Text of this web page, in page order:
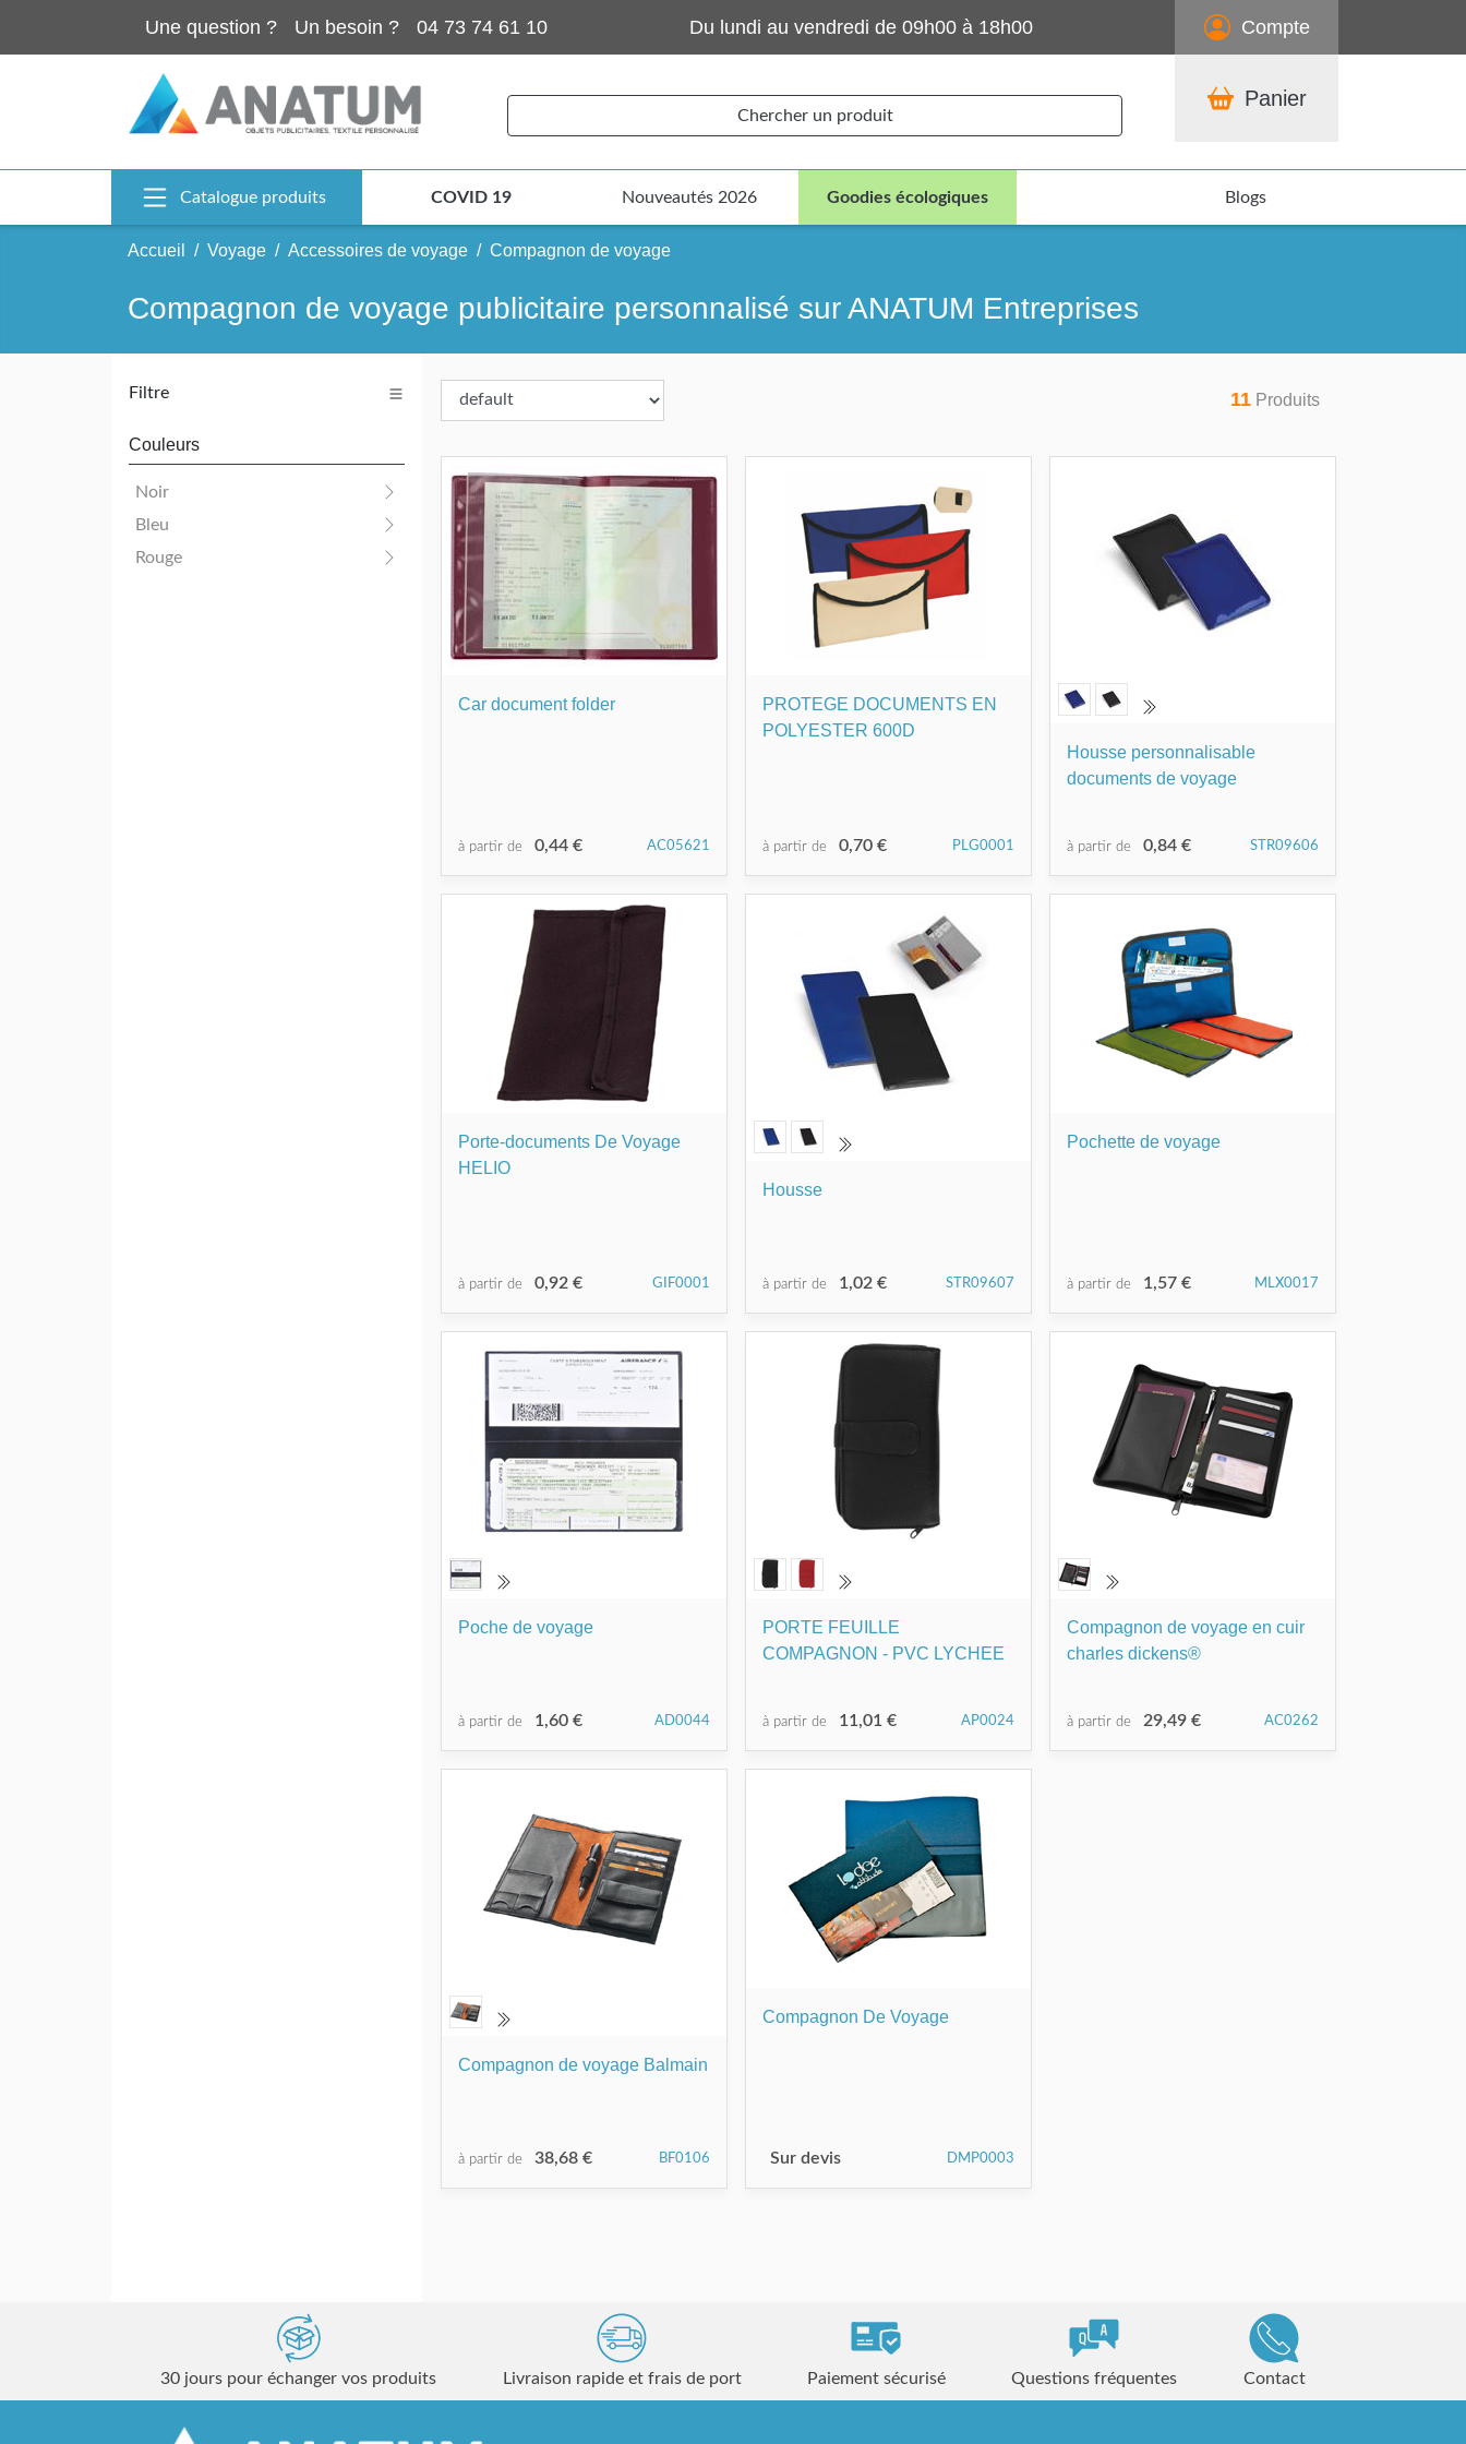
Une question ? Un besoin ? 04 73 74 61 10 Du lundi au vendredi de 09h00 à 18h00 Compte
Chercher un produit
Panier
Catalogue produits COVID 19 Nouveautés 2026 Goodies écologiques Blogs
Accueil Voyage Accessoires de voyage Compagnon de voyage
Compagnon de voyage publicitaire personnalisé sur ANATUM Entreprises
Filtre
Couleurs
Noir
Bleu
Rouge
11 Produits
Car document folder
à partir de 0,44 € AC05621
PROTEGE DOCUMENTS EN
POLYESTER 600D
à partir de 0,70 € PLG0001
Housse personnalisable
documents de voyage
à partir de 0,84 € STR09606
Porte-documents De Voyage
HELIO
à partir de 0,92 € GIF0001
Housse
à partir de 1,02 € STR09607
Pochette de voyage
à partir de 1,57 € MLX0017
Poche de voyage
à partir de 1,60 € AD0044
PORTE FEUILLE
COMPAGNON - PVC LYCHEE
à partir de 11,01 € AP0024
Compagnon de voyage en cuir
charles dickens®
à partir de 29,49 € AC0262
Compagnon de voyage Balmain
à partir de 38,68 € BF0106
Compagnon De Voyage
Sur devis DMP0003
30 jours pour échanger vos produits Livraison rapide et frais de port Paiement sécurisé Questions fréquentes Contact